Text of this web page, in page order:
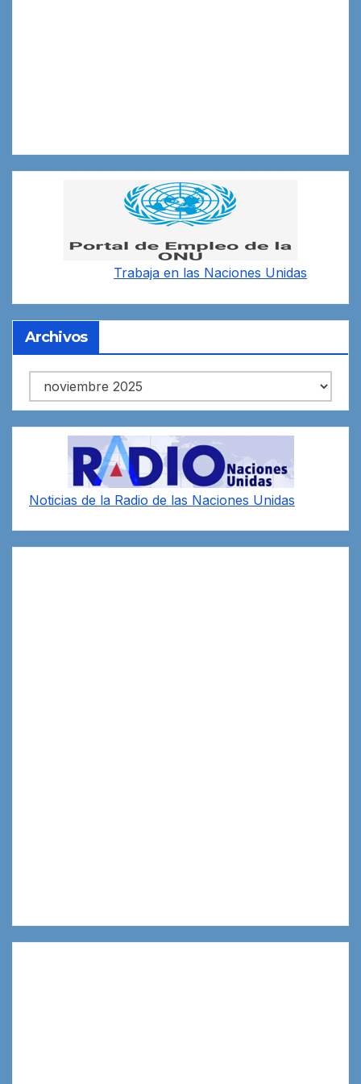
Trabaja en las Naciones Unidas
Archivos
Archivos
Noticias de la Radio de las Naciones Unidas